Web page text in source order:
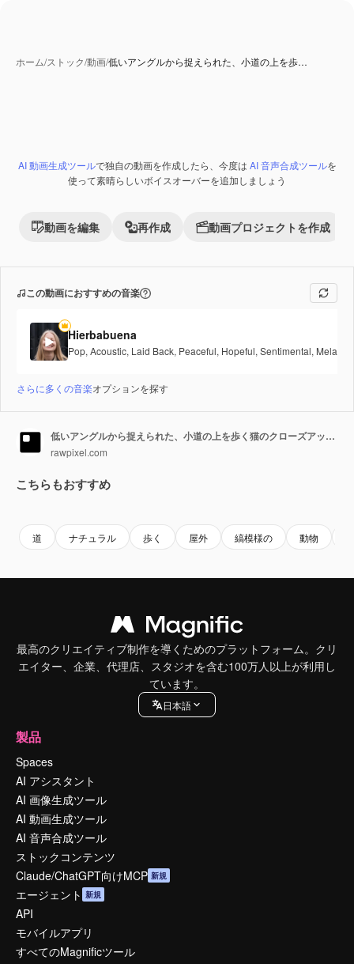
ホーム/ストック/動画/低いアングルから捉えられた、小道の上を歩…
PremiumAI 生成コンテンツ
AI 動画生成ツールで独自の動画を作成したら、今度は AI 音声合成ツールを
使って素晴らしいボイスオーバーを追加しましょう
動画を編集 再作成 動画プロジェクトを作成
この動画におすすめの音楽
Hierbabuena
Pop, Acoustic, Laid Back, Peaceful, Hopeful, Sentimental,
さらに多くの音楽オプションを探す
低いアングルから捉えられた、小道の上を歩く猫のクローズアップ動画
rawpixel.com
こちらもおすすめ
道 ナチュラル 歩く 屋外 縞模様の 動物
最高のクリエイティブ制作を導くためのプラットフォーム。クリ
エイター、企業、代理店、スタジオを含む100万人以上が利用し
ています。
日本語
製品
Spaces
AI アシスタント
AI 画像生成ツール
AI 動画生成ツール
AI 音声合成ツール
ストックコンテンツ
Claude/ChatGPT向けMCP 新規
エージェント 新規
API
モバイルアプリ
すべてのMagnificツール